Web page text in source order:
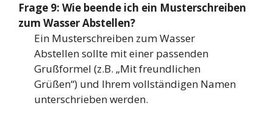
Frage 9: Wie beende ich ein Musterschreiben
zum Wasser Abstellen?
Ein Musterschreiben zum Wasser
Abstellen sollte mit einer passenden
Grußformel (z.B. „Mit freundlichen
Grüßen“) und Ihrem vollständigen Namen
unterschrieben werden.